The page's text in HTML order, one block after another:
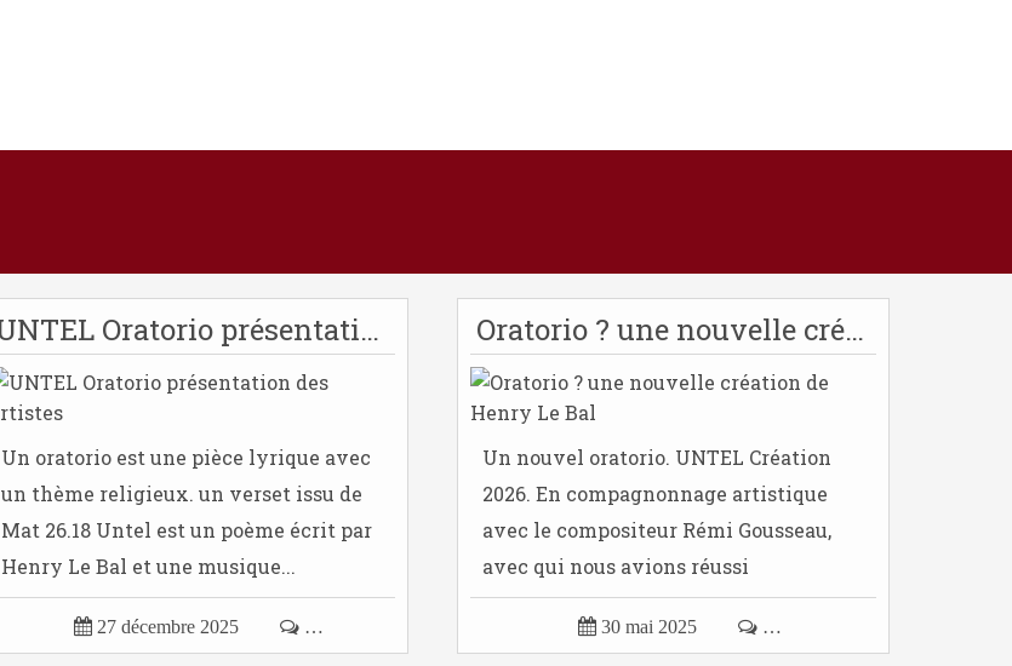
UNTEL Oratorio présentation des artistes
Un oratorio est une pièce lyrique avec
un thème religieux. un verset issu de
Mat 26.18 Untel est un poème écrit par
Henry Le Bal et une musique...
 27 décembre 2025  …
Oratorio ? une nouvelle création de Henry Le Bal
Un nouvel oratorio. UNTEL Création
2026. En compagnonnage artistique
avec le compositeur Rémi Gousseau,
avec qui nous avions réussi
l'aventure...
 30 mai 2025  …